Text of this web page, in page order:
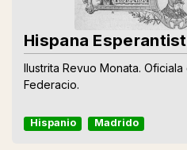
Hispana
Ilustrita Revuo Monata.
Federacio.
Hispanio Madrido